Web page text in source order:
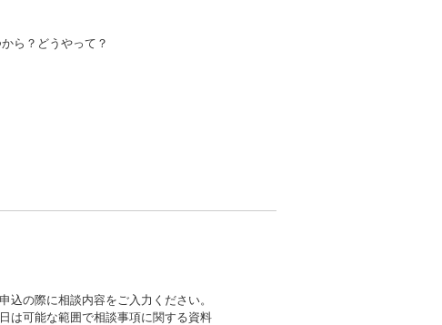
ら？どうやって？
込の際に相談内容をご入力ください。
は可能な範囲で相談事項に関する資料